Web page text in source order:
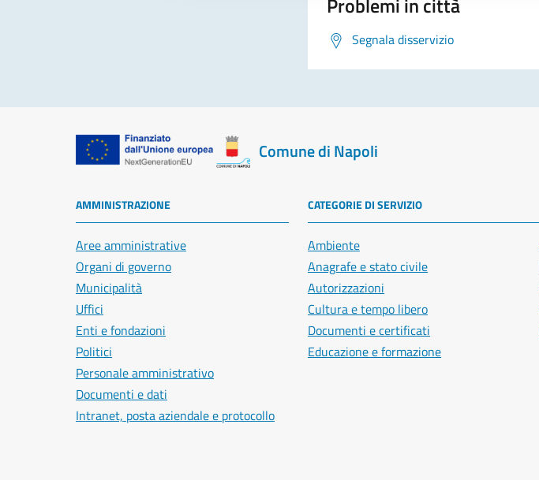
Segnala disservizio
Comune di Napoli
AMMINISTRAZIONE
Aree amministrative
Organi di governo
Municipalità
Uffici
Enti e fondazioni
Politici
Personale amministrativo
Documenti e dati
Intranet, posta aziendale e protocollo
CATEGORIE DI SERVIZIO
Ambiente
Anagrafe e stato civile
Autorizzazioni
Cultura e tempo libero
Documenti e certificati
Educazione e formazione